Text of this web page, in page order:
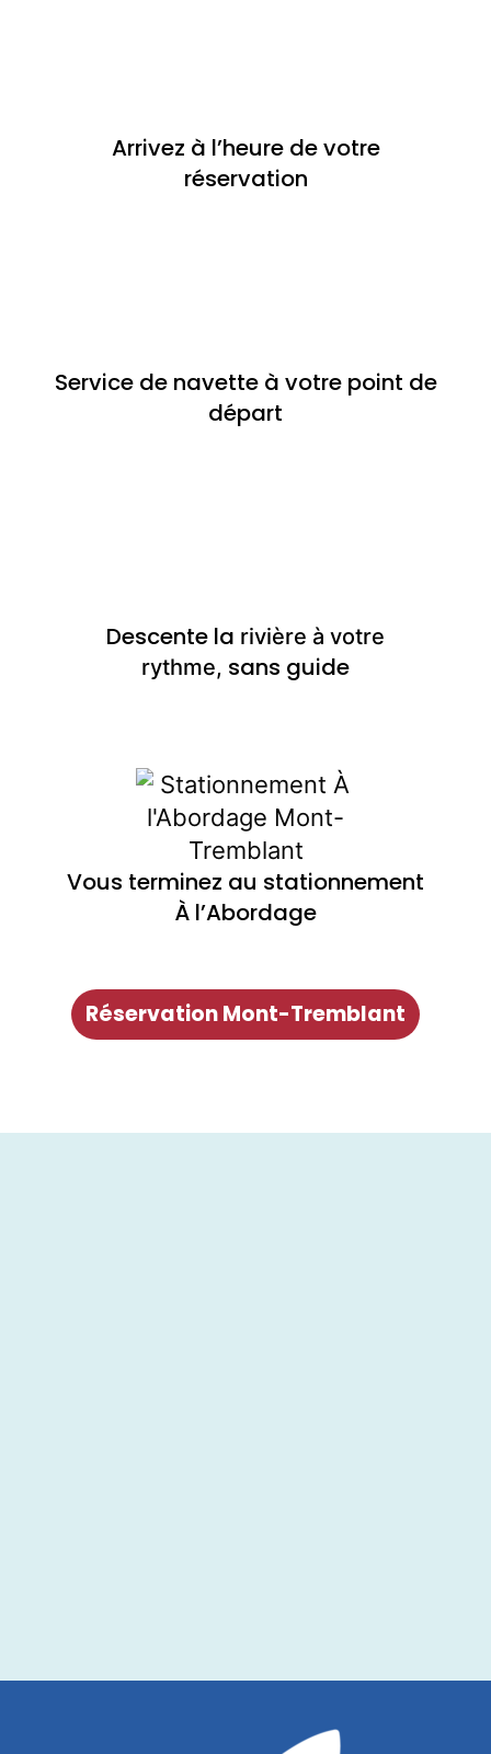
Arrivez à l’heure de votre
réservation
Service de navette à votre point de
départ
Descente la rivière à votre
rythme, sans guide
Vous terminez au stationnement
À l’Abordage
Réservation Mont-Tremblant